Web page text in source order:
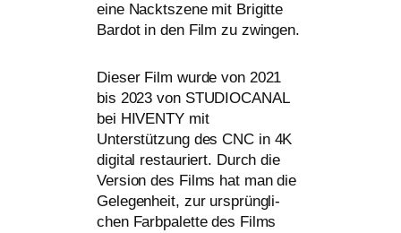
eine Nacktszene mit Brigitte
Bardot in den Film zu zwingen.
Dieser Film wur­de von 2021
bis 2023 von STUDIOCANAL
bei HIVENTYmit
Unterstützung desCNCin 4K
digi­tal restau­riert. Durch die
Version des Films hat man die
Gelegenheit, zur ursprüng­li­
chen Farbpalette des Films